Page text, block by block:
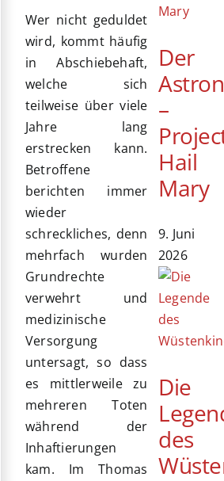
Wer nicht geduldet
wird, kommt häufig
in Abschiebehaft,
welche sich
teilweise über viele
Jahre lang
erstrecken kann.
Betroffene
berichten immer
wieder
schreckliches, denn
mehrfach wurden
Grundrechte
verwehrt und
medizinische
Versorgung
untersagt, so dass
es mittlerweile zu
mehreren Toten
während der
Inhaftierungen
kam. Im Thomas
Der
–
Hail
Mary
9. Juni
2026
Die
des